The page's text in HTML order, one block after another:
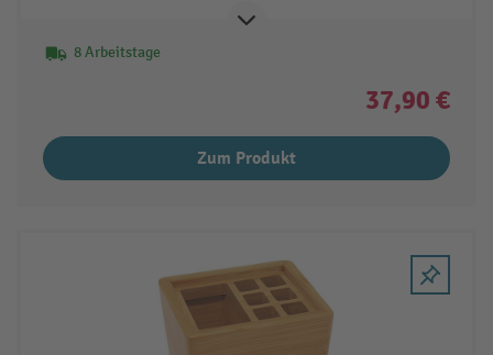
8 Arbeitstage
37,90 €
Zum Produkt